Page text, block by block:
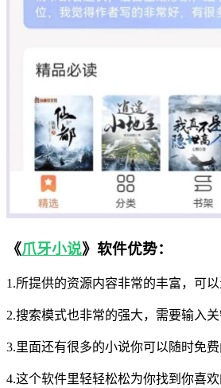
《爪牙小说》软件优势：
1.所提供的资源内容非常的丰富，可
2.搜索模式也非常的强大，需要输入
3.里面还有很多的小说你可以随时免
4.这个软件里轻轻松松为你找到你喜欢